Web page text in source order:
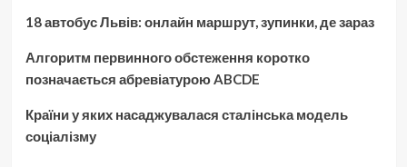
18 автобус Львів: онлайн маршрут, зупинки, де зараз
Алгоритм первинного обстеження коротко
позначається абревіатурою ABCDE
Країни у яких насаджувалася сталінська модель
соціалізму